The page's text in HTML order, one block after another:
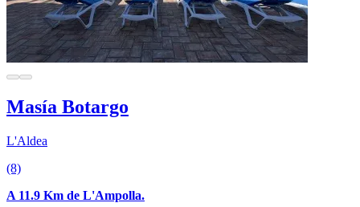
Masía Botargo
L'Aldea
(8)
A 11.9 Km de L'Ampolla.